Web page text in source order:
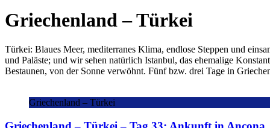
Griechenland – Türkei
Türkei: Blaues Meer, mediterranes Klima, endlose Steppen und
und Paläste; und wir sehen natürlich Istanbul, das ehemalige
Bestaunen, von der Sonne verwöhnt. Fünf bzw. drei Tage in
Griechenland – Türkei